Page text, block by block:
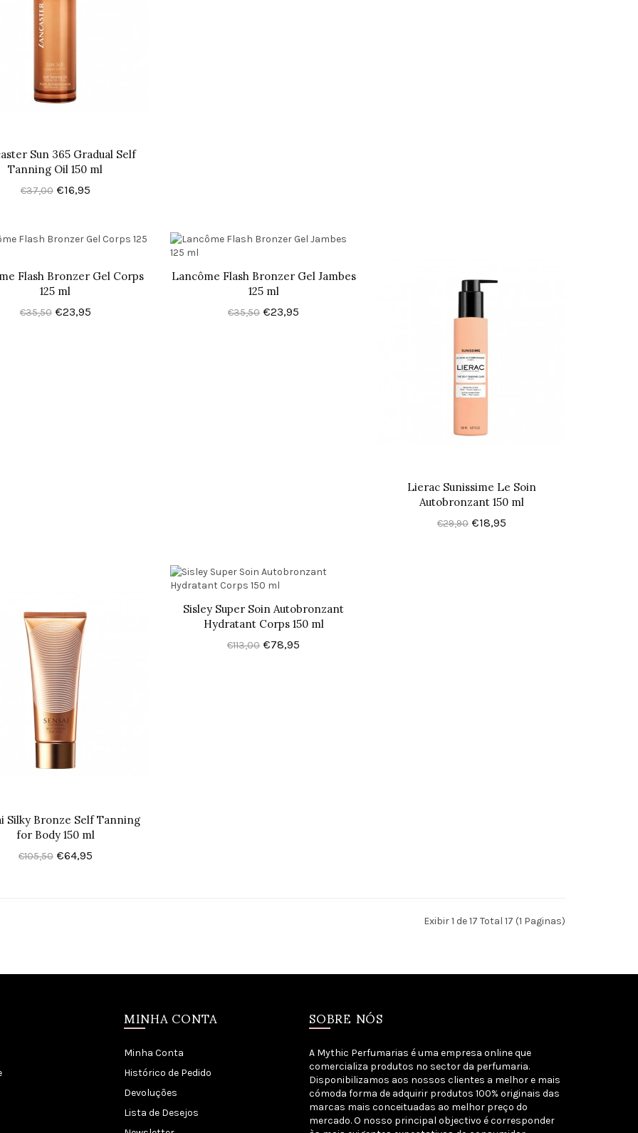
Sun 365 Gradual Self
Tanning Oil 150 ml
€37,00 €16,95
Flash Bronzer Gel Corps
125 ml
€35,50 €23,95
Lancôme Flash Bronzer Gel Jambes
125 ml
€35,50 €23,95
Lierac Sunissime Le Soin
Autobronzant 150 ml
€29,90 €18,95
Silky Bronze Self Tanning
for Body 150 ml
€105,50 €64,95
Sisley Super Soin Autobronzant
Hydratant Corps 150 ml
€113,00 €78,95
Exibir 1 de 17 Total 17 (1 Paginas)
MINHA CONTA
Minha Conta
Histórico de Pedido
Devoluções
Lista de Desejos
SOBRE NÓS
A Mythic Perfumarias é uma empresa online que
comercializa produtos no sector da perfumaria.
Disponibilizamos aos nossos clientes a melhor e mais
cómoda forma de adquirir produtos 100% originais das
marcas mais conceituadas ao melhor preço do
mercado. O nosso principal objectivo é corresponder